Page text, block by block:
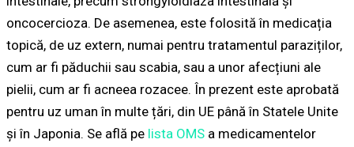
oncocercioza. De asemenea, este folosită în medicația
topică, de uz extern, numai pentru tratamentul paraziților,
cum ar fi păduchii sau scabia, sau a unor afecțiuni ale
pielii, cum ar fi acneea rozacee. În prezent este aprobată
pentru uz uman în multe țări, din UE până în Statele Unite
și în Japonia. Se află pe lista OMS a medicamentelor